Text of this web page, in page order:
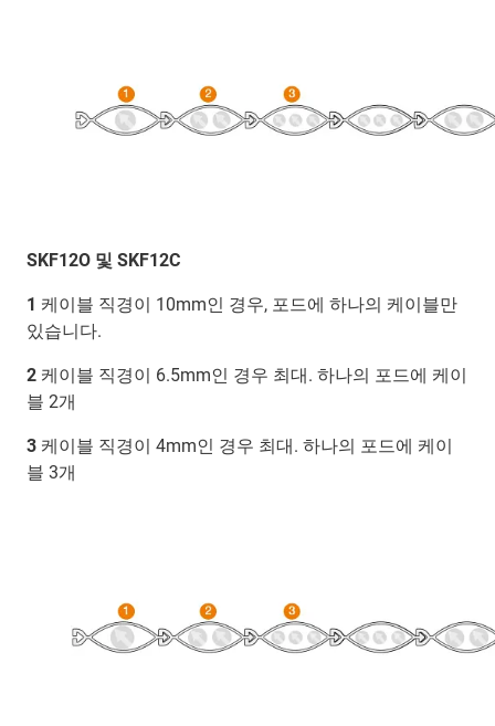
SKF12O 및 SKF12C
1 케이블 직경이 10mm인 경우, 포드에 하나의 케이블만
있습니다.
2 케이블 직경이 6.5mm인 경우 최대. 하나의 포드에 케이
블 2개
3 케이블 직경이 4mm인 경우 최대. 하나의 포드에 케이
블 3개